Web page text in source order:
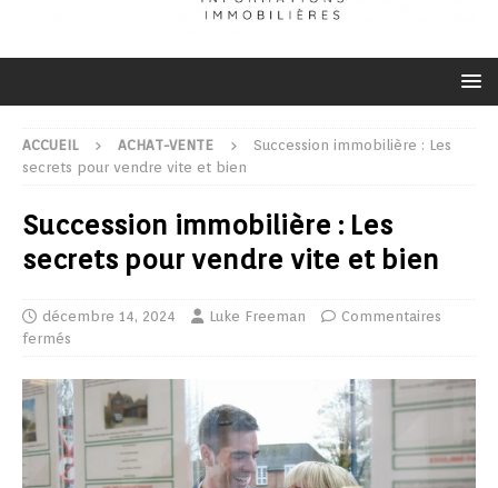
ACCUEIL ACHAT-VENTE
Succession immobilière : Les
secrets pour vendre vite et bien
Succession immobilière : Les
secrets pour vendre vite et bien
décembre 14, 2024 Luke Freeman
Commentaires
fermés